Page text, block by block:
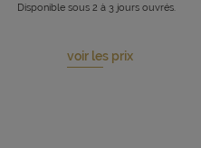
Disponible sous 2 à 3 jours ouvrés.
voir les prix